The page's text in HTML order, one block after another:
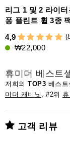
리그 1 및 2 라이터
퐁 플린트 휠 3종 팩
4,9
₩22,000
휴미더 베스트
저희의 TOP3
미더 캐비닛 , #2위
고객 리뷰